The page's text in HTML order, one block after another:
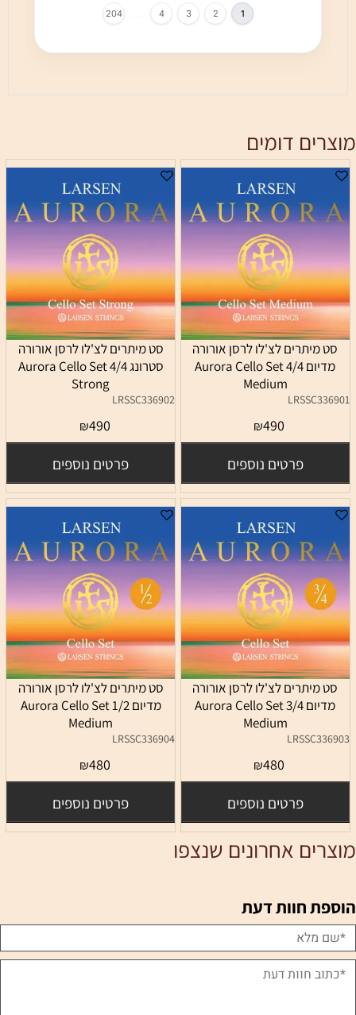
1
2
3
4
…
204
מוצרים דומים
סט מיתרים לצ'לו לרסן אורורה
מדיום 4/4 Aurora Cello Set
Medium
LRSSC336901
₪490
פרטים נוספים
סט מיתרים לצ'לו לרסן אורורה
סטרונג 4/4 Aurora Cello Set
Strong
LRSSC336902
₪490
פרטים נוספים
סט מיתרים לצ'לו לרסן אורורה
מדיום 3/4 Aurora Cello Set
Medium
LRSSC336903
₪480
פרטים נוספים
סט מיתרים לצ'לו לרסן אורורה
מדיום 1/2 Aurora Cello Set
Medium
LRSSC336904
₪480
פרטים נוספים
מוצרים אחרונים שנצפו
הוספת חוות דעת